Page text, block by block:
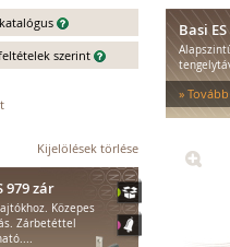
zárak
bevéső zárak
bevéső zárak
tolókapu zárak
zárak
bevéső zárak
bevéső zárak
ponton záródó zárak
szerint
Kijelölések törlése
979 zár
Közepes
Zárbetéttel
Basi
» Tovább